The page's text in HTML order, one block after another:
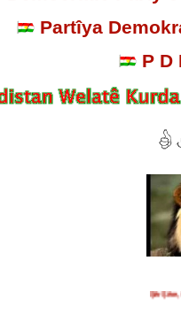
Partîya
P D
Şêr Şêre, Çi